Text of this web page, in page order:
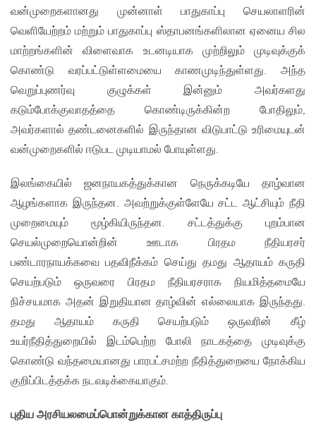
வன்முறைகளானது முன்னாள் பாதுகாப்பு செயலாளரின்
வெளியேற்றம் மற்றும் பாதுகாப்பு ஸ்தாபனங்களிலான ஏனைய சில
மாற்றங்களின் விளைவாக உடனடியாக முற்றிலும் முடிவுக்குக்
கொண்டு வரப்பட்டுள்ளமையை காணமுடிந்துள்ளது. அந்த
வெறுப்புணர்வு குழுக்கள் இன்னும் அவர்களது
கடும்போக்குவாதத்தை கொண்டிருக்கின்ற போதிலும்,
அவர்களால் தண்டனைகளில் இருந்தான விடுபாட்டு உரிமையுடன்
வன்முறைகளில் ஈடுபட முடியாமல் போயுள்ளது.
இலங்கையில் ஜனநாயகத்துக்கான நெருக்கடியே தாழ்வான
ஆழங்களாக இருந்தன. அவற்றுக்குள்ளேயே சட்ட ஆட்சியும் நீதி
முறைமையும் மூழ்கியிருந்தன. சட்டத்துக்கு புறம்பான
செயல்முறையொன்றின் ஊடாக பிரதம நீதியரசர்
பண்டாரநாயக்கவை பதவிநீக்கம் செய்து தமது ஆதாயம் கருதி
செயற்படும் ஒருவரை பிரதம நீதியரசராக நியமித்தமையே
நிச்சயமாக அதன் இறுதியான தாழ்வின் எல்லையாக இருந்தது.
தமது ஆதாயம் கருதி செயற்படும் ஒருவரின் கீழ்
உயர்நீதித்துறையில் இடம்பெற்ற போலி நாடகத்தை முடிவுக்கு
கொண்டு வந்தமையானது பாரபட்சமற்ற நீதித்துறையை நோக்கிய
குறிப்பிடத்தக்க நடவடிக்கையாகும்.
புதிய அரசியலமைப்பொன்றுக்கான காத்திருப்பு